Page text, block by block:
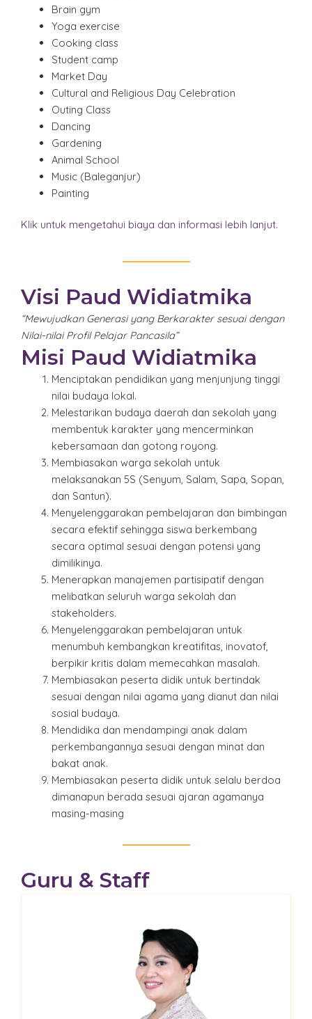
Brain gym
Yoga exercise
Cooking class
Student camp
Market Day
Cultural and Religious Day Celebration
Outing Class
Dancing
Gardening
Animal School
Music (Baleganjur)
Painting
Klik untuk mengetahui biaya dan informasi lebih lanjut.
Visi Paud Widiatmika
“Mewujudkan Generasi yang Berkarakter sesuai dengan
Nilai-nilai Profil Pelajar Pancasila”
Misi Paud Widiatmika
Menciptakan pendidikan yang menjunjung tinggi
nilai budaya lokal.
Melestarikan budaya daerah dan sekolah yang
membentuk karakter yang mencerminkan
kebersamaan dan gotong royong.
Membiasakan warga sekolah untuk
melaksanakan 5S (Senyum, Salam, Sapa, Sopan,
dan Santun).
Menyelenggarakan pembelajaran dan bimbingan
secara efektif sehingga siswa berkembang
secara optimal sesuai dengan potensi yang
dimilikinya.
Menerapkan manajemen partisipatif dengan
melibatkan seluruh warga sekolah dan
stakeholders.
Menyelenggarakan pembelajaran untuk
menumbuh kembangkan kreatifitas, inovatof,
berpikir kritis dalam memecahkan masalah.
Membiasakan peserta didik untuk bertindak
sesuai dengan nilai agama yang dianut dan nilai
sosial budaya.
Mendidika dan mendampingi anak dalam
perkembangannya sesuai dengan minat dan
bakat anak.
Membiasakan peserta didik untuk selalu berdoa
dimanapun berada sesuai ajaran agamanya
masing-masing
Guru & Staff